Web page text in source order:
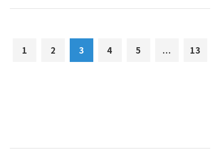
1 2 3 4 5 ... 13